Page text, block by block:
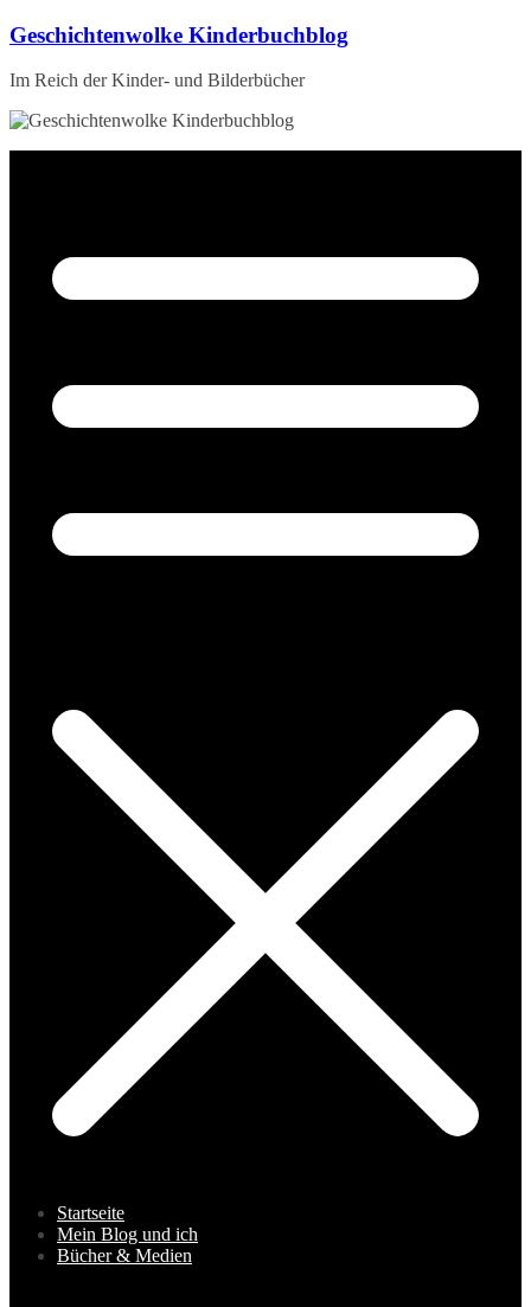
Zum
springen
Geschichtenwolke Kinderbuchblog
Im Reich der Kinder- und Bilderbücher
Startseite
Mein Blog und ich
Bücher & Medien